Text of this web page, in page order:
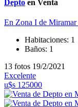
Depto en Venta
En Zona I de Miramar
Habitaciones: 1
Baños: 1
13 fotos 19/2/2021
Excelente
u$s 125000